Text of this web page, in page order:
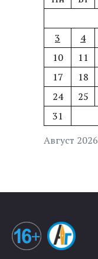
Август 2026
3
4
10
11
17
18
24
25
31